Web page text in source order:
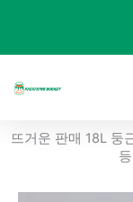
츠
뛰뜨거운 판매 18L 둥